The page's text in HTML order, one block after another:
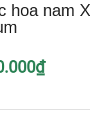
hoa nam